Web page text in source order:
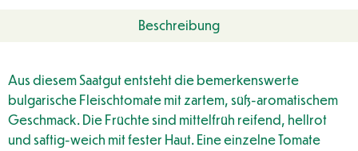
Beschreibung
Aus diesem Saatgut entsteht die bemerkenswerte
bulgarische Fleischtomate mit zartem, süß-aromatischem
Geschmack. Die Früchte sind mittelfrüh reifend, hellrot
und saftig-weich mit fester Haut. Eine einzelne Tomate